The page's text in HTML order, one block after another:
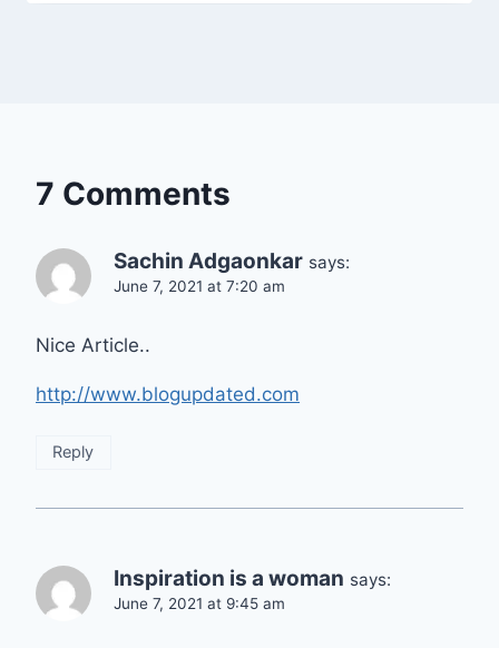
7 Comments
Sachin Adgaonkar says:
June 7, 2021 at 7:20 am
Nice Article..
http://www.blogupdated.com
Reply
Inspiration is a woman says:
June 7, 2021 at 9:45 am